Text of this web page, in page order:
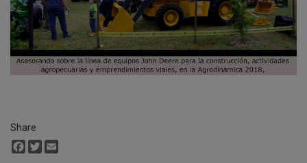
Share
Facebook
Twitter